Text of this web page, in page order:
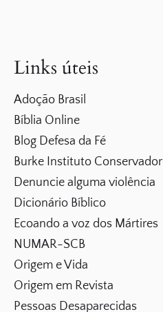
Links úteis
Adoção Brasil
Bíblia Online
Blog Defesa da Fé
Burke Instituto Conservador
Denuncie alguma violência
Dicionário Bíblico
Ecoando a voz dos Mártires
NUMAR-SCB
Origem e Vida
Origem em Revista
Pessoas Desaparecidas